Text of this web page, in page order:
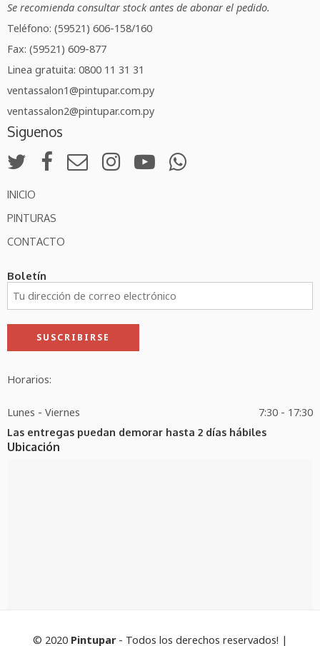
Se recomienda consultar stock antes de abonar el pedido.
Teléfono: (59521) 606-158/160
Fax: (59521) 609-877
Linea gratuita: 0800 11 31 31
ventassalon1@pintupar.com.py
ventassalon2@pintupar.com.py
Siguenos
INICIO
PINTURAS
CONTACTO
Boletín
Horarios:
Lunes - Viernes 7:30 - 17:30
Las entregas puedan demorar hasta 2 días hábiles
Ubicación
© 2020 Pintupar- Todos los derechos reservados! |